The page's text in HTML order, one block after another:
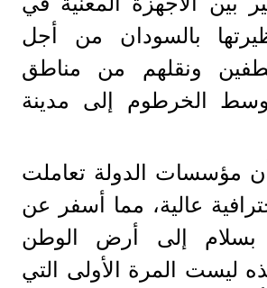
بالسودان من أجل
ونقلهم من مناطق
بوسط الخرطوم إلى مدينة
مؤسسات الدولة تعاملت
عالية، مما أسفر عن
بسلام إلى أرض الوطن
ليست المرة الأولى التي